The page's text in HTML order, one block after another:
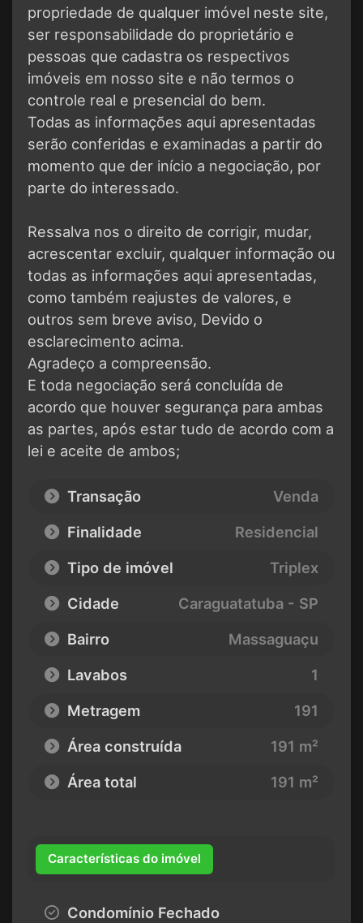
propriedade de qualquer imóvel neste site,
ser responsabilidade do proprietário e
pessoas que cadastra os respectivos
imóveis em nosso site e não termos o
controle real e presencial do bem.
Todas as informações aqui apresentadas
serão conferidas e examinadas a partir do
momento que der início a negociação, por
parte do interessado.
Ressalva nos o direito de corrigir, mudar,
acrescentar excluir, qualquer informação ou
todas as informações aqui apresentadas,
como também reajustes de valores, e
outros sem breve aviso, Devido o
esclarecimento acima.
Agradeço a compreensão.
E toda negociação será concluída de
acordo que houver segurança para ambas
as partes, após estar tudo de acordo com a
lei e aceite de ambos;
Transação
Venda
Finalidade
Residencial
Tipo de imóvel
Triplex
Cidade
Caraguatatuba - SP
Bairro
Massaguaçu
Lavabos
1
Metragem
191
Área construída
191 m²
Área total
191 m²
Características do imóvel
Condomínio Fechado